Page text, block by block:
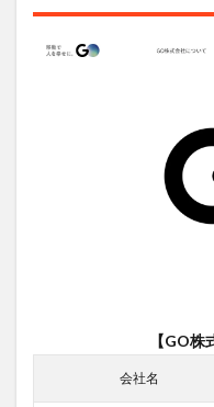
向・
たい
【GO
会社名